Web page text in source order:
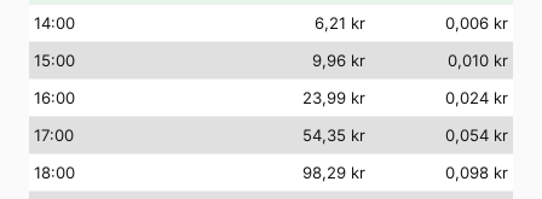
14:00 6,21 kr
0,006 kr
15:00 9,96 kr
0,010 kr
16:00 23,99 kr
0,024 kr
17:00 54,35 kr
0,054 kr
18:00 98,29 kr
0,098 kr